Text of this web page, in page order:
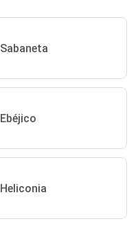
Sabaneta
Ebéjico
Heliconia